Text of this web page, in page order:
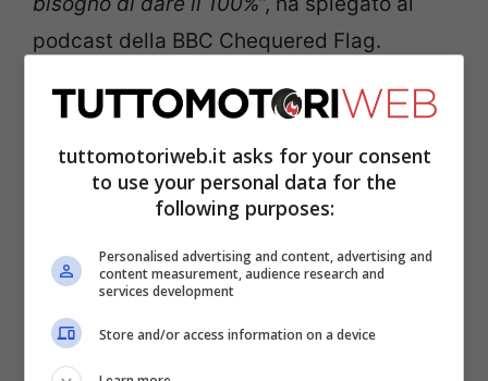
podcast della BBC Chequered Flag.
tuttomotoriweb.it asks for your consent
to use your personal data for the
following purposes:
Personalised advertising and content, advertising and
content measurement, audience research and
services development
Store and/or access information on a device